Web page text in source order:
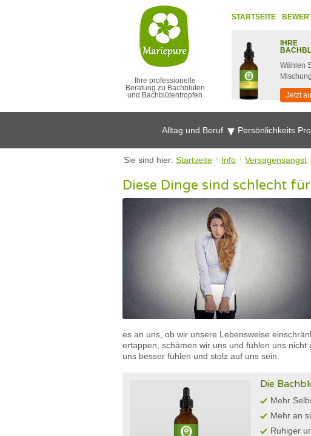
Ihre professionelle
Beratung zu Bachblüten
und Bachblütentropfen
STARTSEITE
IHRE
Wählen
Jetzt
Alltag und Beruf Persönlichkeits
Sie sind hier: Startseite Info Versagensangst
Diese Dinge sind schlecht
es an uns, ob wir unsere Lebensweise
ertappen, schämen wir uns und fühlen uns nicht
uns besser fühlen und stolz auf uns sein.
Die
Mehr
Mehr an
Ruhiger